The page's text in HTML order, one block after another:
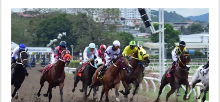
DEPORTES
MUNDO
INSÓLITAS